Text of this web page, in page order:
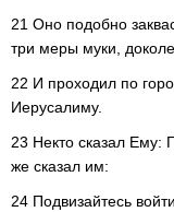
21 Оно подобно
три меры муки,
22 И проходил по
Иерусалиму.
23 Некто сказал Ему:
же сказал им:
24 Подвизайтесь